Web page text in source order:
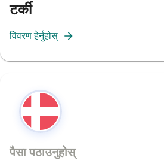
टर्की
विवरण हेर्नुहोस्
पैसा पठाउनुहोस्